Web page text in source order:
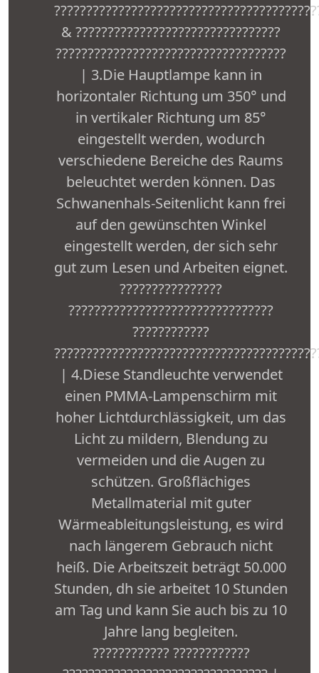
& ????????????????????????????????
????????????????????????????????????
| 3.Die Hauptlampe kann in
horizontaler Richtung um 350° und
in vertikaler Richtung um 85°
eingestellt werden, wodurch
verschiedene Bereiche des Raums
beleuchtet werden können. Das
Schwanenhals-Seitenlicht kann frei
auf den gewünschten Winkel
eingestellt werden, der sich sehr
gut zum Lesen und Arbeiten eignet.
????????????????
????????????????????????????̈????
????????????
| 4.Diese Standleuchte verwendet
einen PMMA-Lampenschirm mit
hoher Lichtdurchlässigkeit, um das
Licht zu mildern, Blendung zu
vermeiden und die Augen zu
schützen. Großflächiges
Metallmaterial mit guter
Wärmeableitungsleistung, es wird
nach längerem Gebrauch nicht
heiß. Die Arbeitszeit beträgt 50.000
Stunden, dh sie arbeitet 10 Stunden
am Tag und kann Sie auch bis zu 10
Jahre lang begleiten.
???????????? ????????????